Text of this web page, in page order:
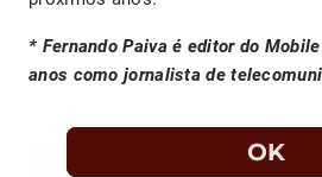
* Fernando Paiva é editor do
anos como jornalista de